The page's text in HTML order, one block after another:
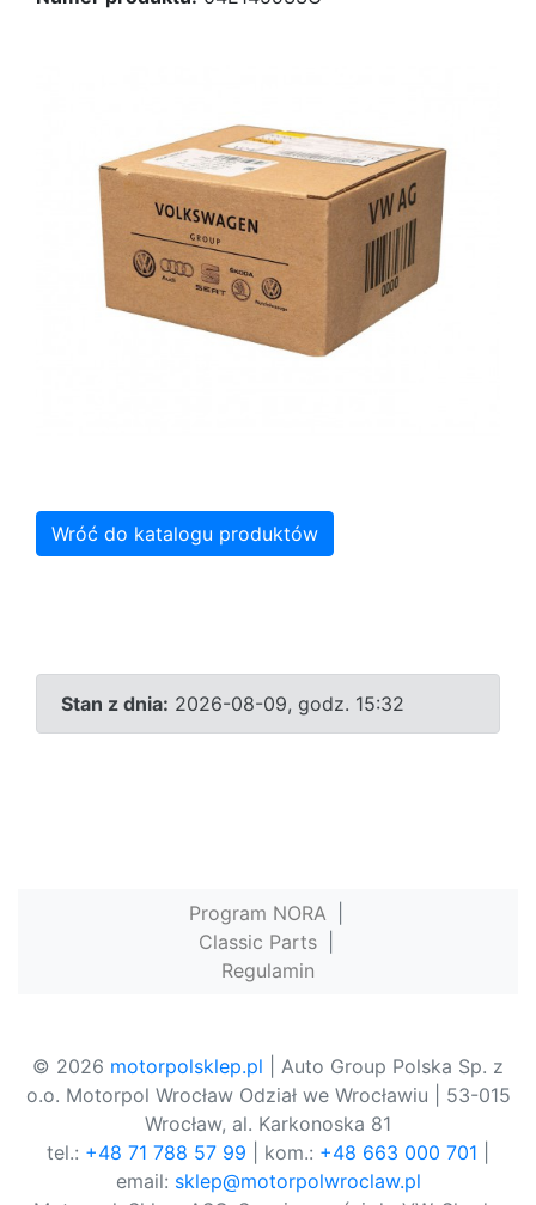
Wróć do katalogu produktów
Stan z dnia: 2026-08-09, godz. 15:32
Program NORA
Classic Parts
Regulamin
© 2026 motorpolsklep.pl | Auto Group Polska Sp. z
o.o. Motorpol Wrocław Odział we Wrocławiu | 53-015
Wrocław, al. Karkonoska 81
tel.: +48 71 788 57 99 | kom.: +48 663 000 701
email: sklep@motorpolwroclaw.pl